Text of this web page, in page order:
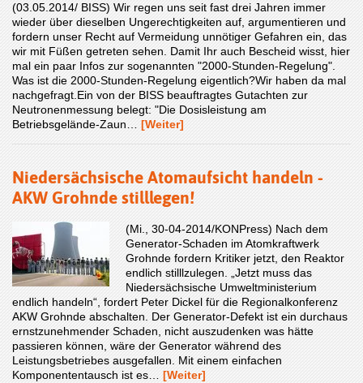
(03.05.2014/ BISS) Wir regen uns seit fast drei Jahren immer
wieder über dieselben Ungerechtigkeiten auf, argumentieren und
fordern unser Recht auf Vermeidung unnötiger Gefahren ein, das
wir mit Füßen getreten sehen. Damit Ihr auch Bescheid wisst, hier
mal ein paar Infos zur sogenannten "2000-Stunden-Regelung".
Was ist die 2000-Stunden-Regelung eigentlich?Wir haben da mal
nachgefragt.Ein von der BISS beauftragtes Gutachten zur
Neutronenmessung belegt: "Die Dosisleistung am
Betriebsgelände-Zaun… [Weiter]
Niedersächsische Atomaufsicht handeln -
AKW Grohnde stilllegen!
(Mi., 30-04-2014/KONPress) Nach dem
Generator-Schaden im Atomkraftwerk
Grohnde fordern Kritiker jetzt, den Reaktor
endlich stilllzulegen. „Jetzt muss das
Niedersächsische Umweltministerium
endlich handeln“, fordert Peter Dickel für die Regionalkonferenz
AKW Grohnde abschalten. Der Generator-Defekt ist ein durchaus
ernstzunehmender Schaden, nicht auszudenken was hätte
passieren können, wäre der Generator während des
Leistungsbetriebes ausgefallen. Mit einem einfachen
Komponententausch ist es… [Weiter]